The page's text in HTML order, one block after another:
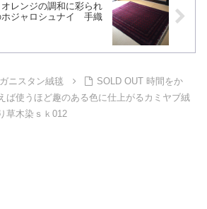
レンジの調和に彩られ
ホジャロシュナイ 手織
ニスタン絨毯
SOLD OUT 時間をか
ば使うほど趣のある色に仕上がるカミヤブ絨
草木染ｓｋ012